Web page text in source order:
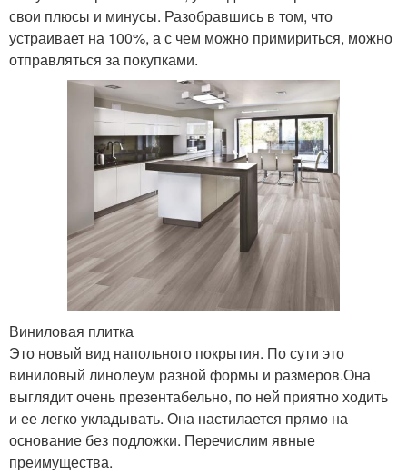
свои плюсы и минусы. Разобравшись в том, что
устраивает на 100%, а с чем можно примириться, можно
отправляться за покупками.
Виниловая плитка
Это новый вид напольного покрытия. По сути это
виниловый линолеум разной формы и размеров.Она
выглядит очень презентабельно, по ней приятно ходить
и ее легко укладывать. Она настилается прямо на
основание без подложки. Перечислим явные
преимущества.